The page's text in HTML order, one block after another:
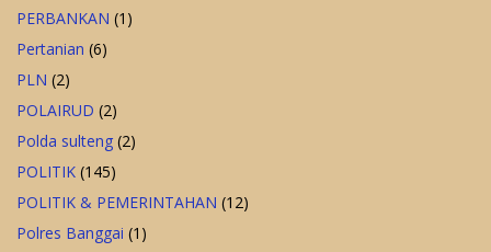
PERBANKAN (1)
Pertanian (6)
PLN (2)
POLAIRUD (2)
Polda sulteng (2)
POLITIK (145)
POLITIK & PEMERINTAHAN (12)
Polres Banggai (1)